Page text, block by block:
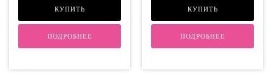
КУПИТЬ
ПОДРОБНЕЕ
КУПИТЬ
ПОДРОБНЕЕ